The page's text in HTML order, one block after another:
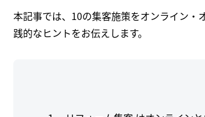
本記事では、10の集客施策をオンライン・
践的なヒントをお伝えします。